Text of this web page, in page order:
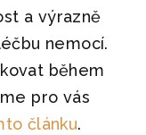
a výrazně
nemocí.
během
pro vás
článku.